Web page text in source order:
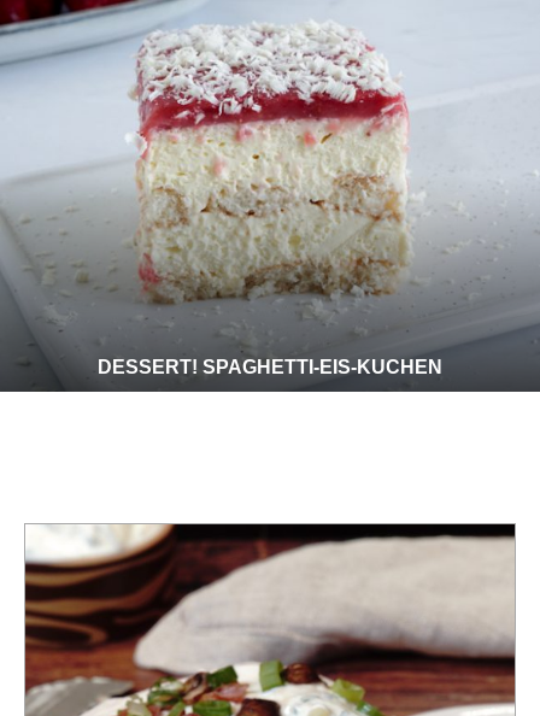
DESSERT! SPAGHETTI-EIS-KUCHEN